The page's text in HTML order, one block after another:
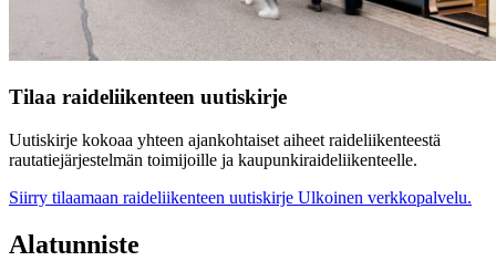
Tilaa raideliikenteen uutiskirje
Uutiskirje kokoaa yhteen ajankohtaiset aiheet raideliikenteestä
rautatiejärjestelmän toimijoille ja kaupunkiraideliikenteelle.
Siirry tilaamaan raideliikenteen uutiskirje Ulkoinen verkkopalvelu.
Alatunniste